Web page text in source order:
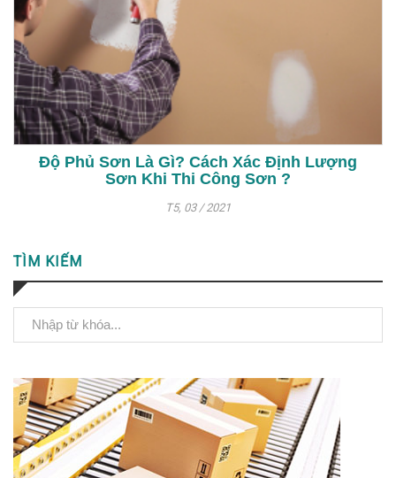
Độ Phủ Sơn Là Gì? Cách Xác Định Lượng
Sơn Khi Thi Công Sơn ?
T5, 03 / 2021
TÌM KIẾM